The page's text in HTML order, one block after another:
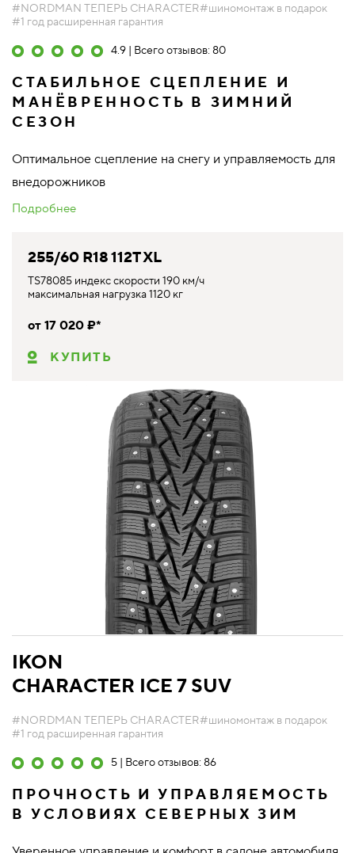
#NORDMAN ТЕПЕРЬ CHARACTER#шиномонтаж в подарок
#1 год расширенная гарантия
4.9 | Всего отзывов: 80
СТАБИЛЬНОЕ СЦЕПЛЕНИЕ И
МАНЁВРЕННОСТЬ В ЗИМНИЙ
СЕЗОН
Оптимальное сцепление на снегу и управляемость для
внедорожников
Подробнее
255/60 R18 112T XL
TS78085 индекс скорости 190 км/ч
максимальная нагрузка 1120 кг
от 17 020 ₽*
КУПИТЬ
IKON
CHARACTER ICE 7 SUV
#NORDMAN ТЕПЕРЬ CHARACTER#шиномонтаж в подарок
#1 год расширенная гарантия
5 | Всего отзывов: 86
ПРОЧНОСТЬ И УПРАВЛЯЕМОСТЬ
В УСЛОВИЯХ СЕВЕРНЫХ ЗИМ